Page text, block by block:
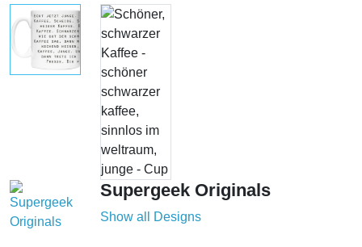
Supergeek Originals
Show all Designs